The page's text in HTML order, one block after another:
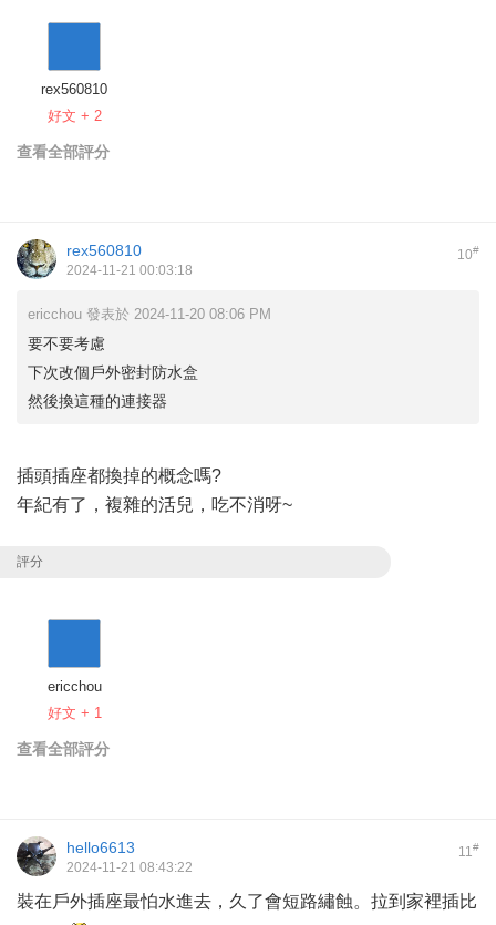
rex560810
好文 + 2
查看全部評分
10#
rex560810
2024-11-21 00:03:18
ericchou 發表於 2024-11-20 08:06 PM
要不要考慮
下次改個戶外密封防水盒
然後換這種的連接器
插頭插座都換掉的概念嗎?
年紀有了，複雜的活兒，吃不消呀~
評分
ericchou
好文 + 1
查看全部評分
11 #
hello6613
2024-11-21 08:43:22
裝在戶外插座最怕水進去，久了會短路繡蝕。拉到家裡插比